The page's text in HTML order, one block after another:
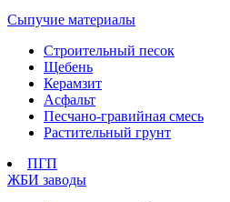
Сыпучие материалы
Строительный песок
Щебень
Керамзит
Асфальт
Песчано-гравийная смесь
Растительный грунт
ПГП
ЖБИ заводы